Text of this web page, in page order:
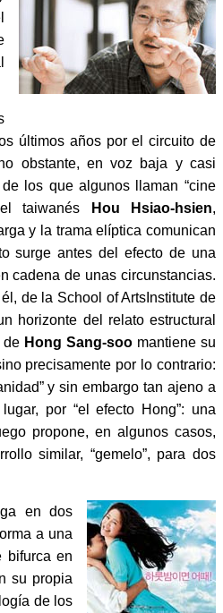
últimos años por el circuito de
obstante, en voz baja y casi
los que algunos llaman “cine
taiwanés
Hou Hsiao-hsien,
y la trama elíptica comunican
surge antes del efecto de una
cadena de unas circunstancias.
de la School of ArtsInstitute de
horizonte del relato estructural
de Hong Sang-soomantiene su
precisamente por lo contrario:
y sin embargo tan ajeno a
por “el efecto Hong”: una
propone, en algunos casos,
similar, “gemelo”, para dos
en dos
a una
bifurca en
su propia
de los